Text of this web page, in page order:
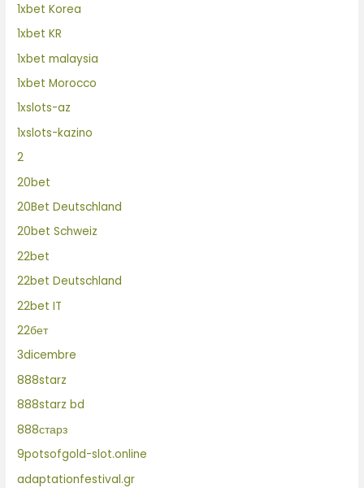
1xbet Korea
1xbet KR
1xbet malaysia
1xbet Morocco
1xslots-az
1xslots-kazino
2
20bet
20Bet Deutschland
20bet Schweiz
22bet
22bet Deutschland
22bet IT
22бет
3dicembre
888starz
888starz bd
888старз
9potsofgold-slot.online
adaptationfestival.gr